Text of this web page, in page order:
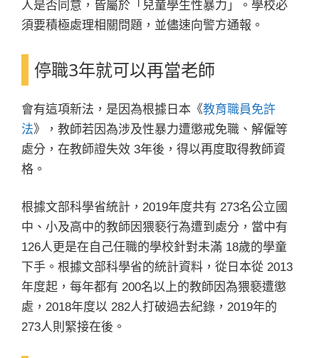
人是否同意，皆屬於「兒童學生性暴力」。學校必
須要積極處理相關問題，並儘速向警方通報。
停職3年就可以再當老師
會有這項新法，是因為根據日本《教育職員免許
法》，教師若因為涉及性暴力遭懲戒免職、解僱等
處分，在教師證失效 3年後，得以再度取得教師資
格。
根據文部科學省統計，2019年度共有 273名公立國
中、小及高中的教師因猥褻行為遭到處分，當中有
126人更是在自己任職的學校針對未滿 18歲的學童
下手。根據文部科學省的統計資料，從日本從 2013
年度起，每年都有 200名以上的教師因為猥褻遭懲
處，2018年度以 282人打破過去紀錄，2019年的
273人則緊接在後。